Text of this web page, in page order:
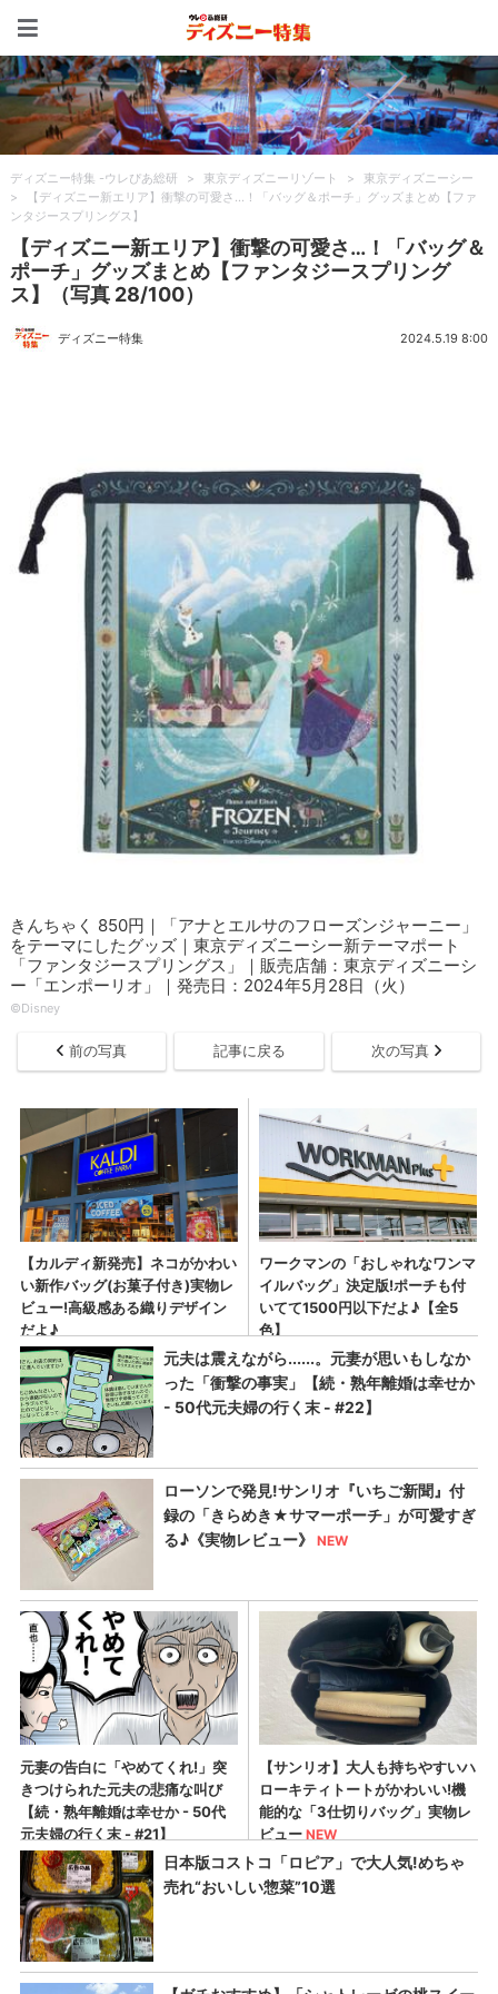
ディズニー特集 -ウレぴあ総研 > 東京ディズニーリゾート >
東京ディズニーシー
>
【ディズニー新エリア】衝撃の可愛さ…！「バッグ＆ポーチ」グッズまとめ【ファ
ンタジースプリングス】
【ディズニー新エリア】衝撃の可愛さ…！「バッグ＆
ポーチ」グッズまとめ【ファンタジースプリング
ス】（写真 28/100）
ディズニー特集 2024.5.19 8:00
きんちゃく 850円｜「アナとエルサのフローズンジャーニー」
をテーマにしたグッズ｜東京ディズニーシー新テーマポート
「ファンタジースプリングス」｜販売店舗：東京ディズニーシ
ー「エンポーリオ」｜発売日：2024年5月28日（火）
©Disney
前の写真 記事に戻る 次の写真